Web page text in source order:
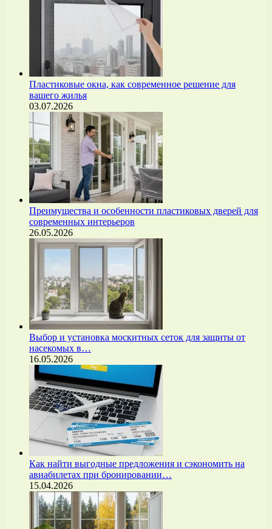
Пластиковые окна, как современное решение для
вашего жилья
03.07.2026
Преимущества и особенности пластиковых дверей для
современных интерьеров
26.05.2026
Выбор и установка москитных сеток для защиты от
насекомых в…
16.05.2026
Как найти выгодные предложения и сэкономить на
авиабилетах при бронировании…
15.04.2026